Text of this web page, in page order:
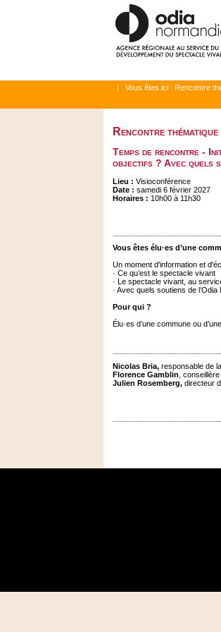
| Vous êtes ici : Rencontre
Rencontre thématique
Temps de rencontre -
objectifs ? Avec quels
Lieu : Visioconférence
Date : samedi 6 février 2027
Horaires : 10h00 à 11h30
Vous êtes élu·es d’une
Un moment d'information et
· Ce qu’est le spectacle vivant
· Le spectacle vivant, au
· Avec quels soutiens de
Pour qui ?
Élu·es d’une commune ou
Nicolas Bria, responsable de
Florence Gamblin ,
Julien Rosemberg, directeur